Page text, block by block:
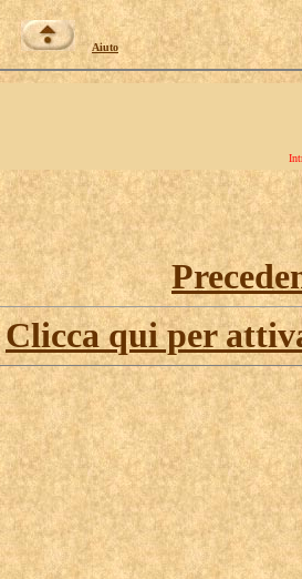
Aiuto
Clicca qui per